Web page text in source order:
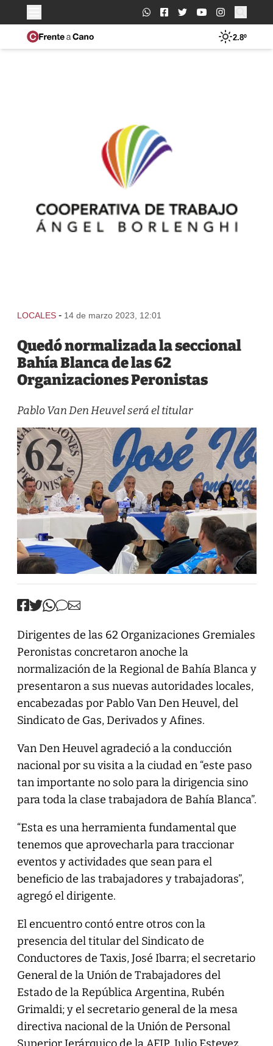
Buscar:
2.8º
LOCALES - 14 de marzo 2023, 12:01
Quedó normalizada la seccional
Bahía Blanca de las 62
Organizaciones Peronistas
Pablo Van Den Heuvel será el titular
Dirigentes de las 62 Organizaciones Gremiales
Peronistas concretaron anoche la
normalización de la Regional de Bahía Blanca y
presentaron a sus nuevas autoridades locales,
encabezadas por Pablo Van Den Heuvel, del
Sindicato de Gas, Derivados y Afines.
Van Den Heuvel agradeció a la conducción
nacional por su visita a la ciudad en “este paso
tan importante no solo para la dirigencia sino
para toda la clase trabajadora de Bahía Blanca”.
“Esta es una herramienta fundamental que
tenemos que aprovecharla para traccionar
eventos y actividades que sean para el
beneficio de las trabajadores y trabajadoras”,
agregó el dirigente.
El encuentro contó entre otros con la
presencia del titular del Sindicato de
Conductores de Taxis, José Ibarra; el secretario
General de la Unión de Trabajadores del
Estado de la República Argentina, Rubén
Grimaldi; y el secretario general de la mesa
directiva nacional de la Unión de Personal
Superior Jerárquico de la AFIP, Julio Estevez,